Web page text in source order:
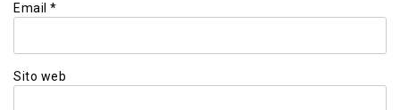
Email *
Sito web